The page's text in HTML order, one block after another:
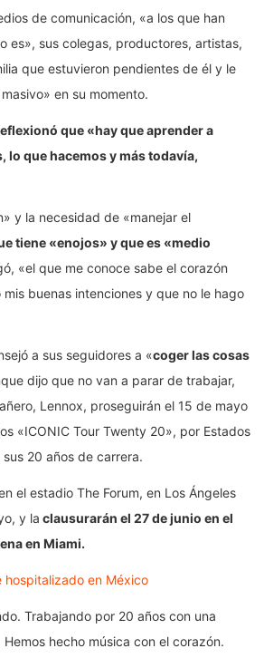
de comunicación, «a los que han
es», sus colegas, productores, artistas,
que estuvieron pendientes de él y le
en su momento.
que «hay que aprender a
lo que hacemos y más todavía,
y la necesidad de «manejar el
tiene «enojos» y que es «medio
«el que me conoce sabe el corazón
buenas intenciones y que no le hago
a sus seguidores a «coger las cosas
dijo que no van a parar de trabajar,
Lennox, proseguirán el 15 de mayo
«ICONIC Tour Twenty 20», por Estados
20 años de carrera.
el estadio The Forum, en Los Ángeles
y la clausurarán el 27 de junio en el
en Miami.
hospitalizado en México​​​​​​​
Trabajando por 20 años con una
hecho música con el corazón.